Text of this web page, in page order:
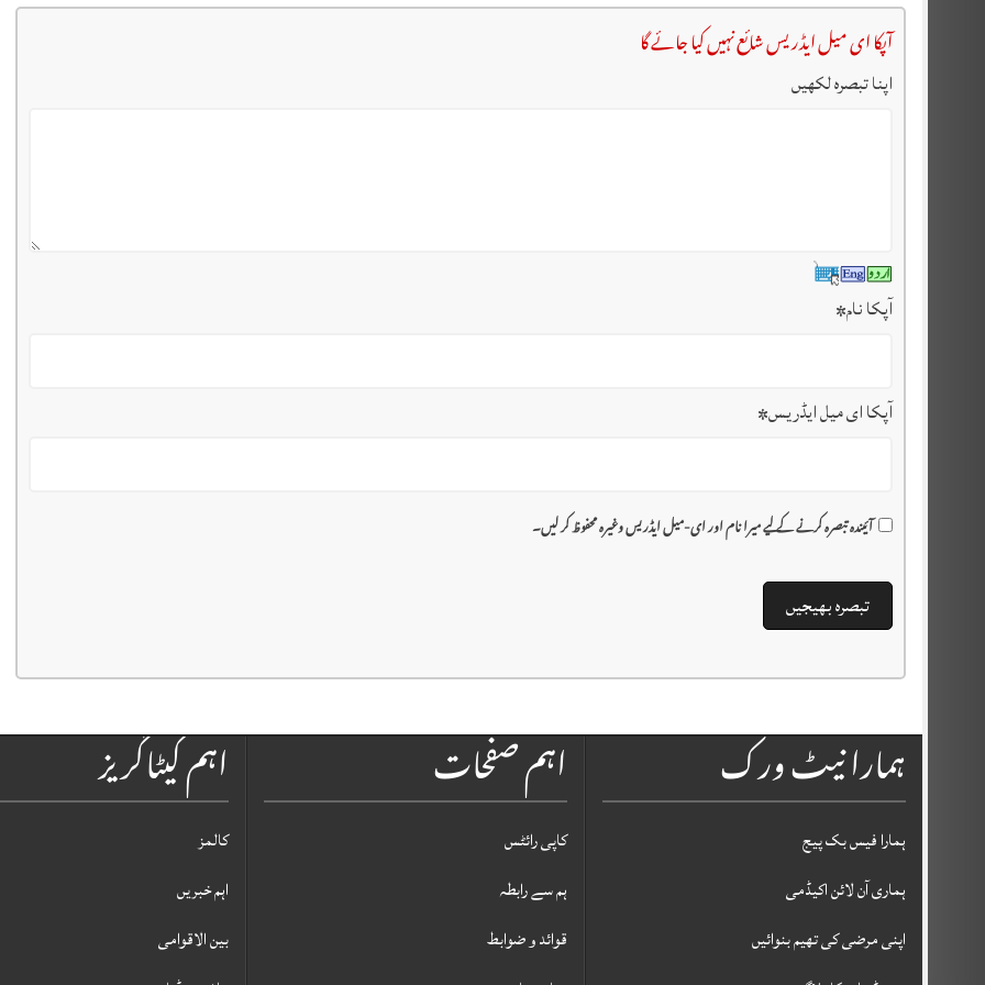
آپکا ای میل ایڈریس شائع نہیں کیا جائے گا
اپنا تبصرہ لکھیں
آپکا نام*
آپکا ای میل ایڈریس*
آئیندہ تبصرہ کرنے کے لیے میرا نام اور ای-میل ایڈریس وغیرہ محفوظ کر لیں۔
اہم کیٹاگریز
کالمز
اہم خبریں
بین الاقوامی
اہم صفحات
کاپی رائٹس
ہم سے رابطہ
قوائد و ضوابط
ہمارا نیٹ ورک
ہمارا فیس بک پیج
ہماری آن لائن اکیڈمی
اپنی مرضی کی تھیم بنوائیں